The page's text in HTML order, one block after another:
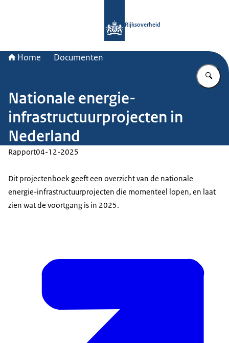
Rijksoverheid
Home Documenten
Nationale energie-
infrastructuurprojecten in
Nederland
Rapport04-12-2025
Dit projectenboek geeft een overzicht van de nationale
energie-infrastructuurprojecten die momenteel lopen, en laat
zien wat de voortgang is in 2025.